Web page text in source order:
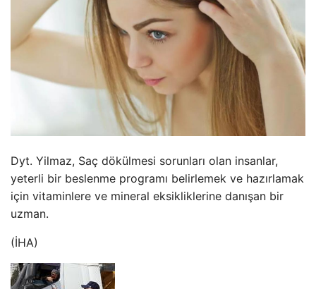
Dyt. Yilmaz, Saç dökülmesi sorunları olan insanlar,
yeterli bir beslenme programı belirlemek ve hazırlamak
için vitaminlere ve mineral eksikliklerine danışan bir
uzman.
(İHA)